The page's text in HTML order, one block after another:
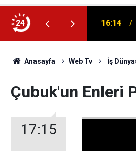
24
ÖĞRENCİ KEP ATTI! 16:14
Anasayfa Web Tv İş
Çubuk'un Enleri
17:15